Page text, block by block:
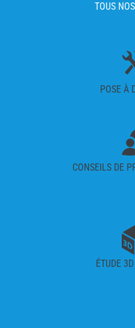
TOUS
POSE À
CONSEILS DE
ÉTUDE